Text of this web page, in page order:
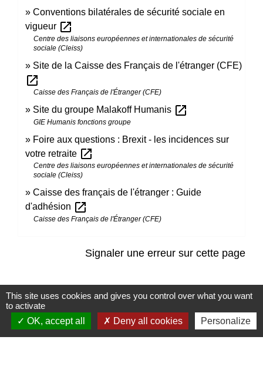
Conventions bilatérales de sécurité sociale en
vigueur open_in_new
Centre des liaisons européennes et internationales de sécurité
sociale (Cleiss)
Site de la Caisse des Français de l'étranger (CFE)
open_in_new
Caisse des Français de l'Étranger (CFE)
Site du groupe Malakoff Humanis open_in_new
GIE Humanis fonctions groupe
Foire aux questions : Brexit - les incidences sur
votre retraite open_in_new
Centre des liaisons européennes et internationales de sécurité
sociale (Cleiss)
Caisse des français de l'étranger : Guide
d'adhésion open_in_new
Caisse des Français de l'Étranger (CFE)
Signaler une erreur sur cette page
Contacts
This site uses cookies and gives you control over what you want
to activate
OK, accept all
Deny all cookies Personalize